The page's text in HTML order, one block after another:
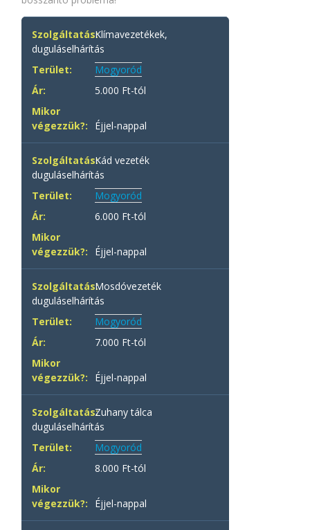
Klímavezetékek,
duguláselhárítás
Mogyoród
5.000 Ft-tól
Éjjel-nappal
Kád vezeték
duguláselhárítás
Mogyoród
6.000 Ft-tól
Éjjel-nappal
Mosdóvezeték
duguláselhárítás
Mogyoród
7.000 Ft-tól
Éjjel-nappal
Zuhany tálca
duguláselhárítás
Mogyoród
8.000 Ft-tól
Éjjel-nappal